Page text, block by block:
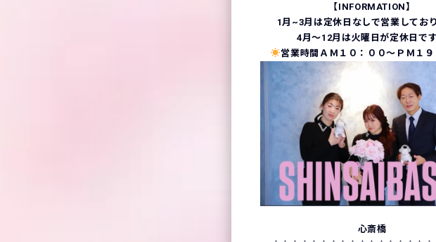
【INFORMATION】
1月~3月は定休日なしで営業してお
4月〜12月は火曜日が定休日で
営業時間ＡＭ１０：００～ＰＭ１９
心斎橋